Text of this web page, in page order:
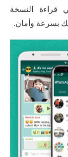
قراءة النسخة
بسرعة وأمان.